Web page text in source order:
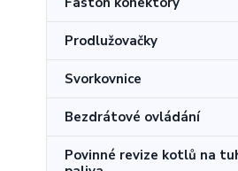
Prodlužovačky
Svorkovnice
Bezdrátové ovládání
Povinné revize kotlů na